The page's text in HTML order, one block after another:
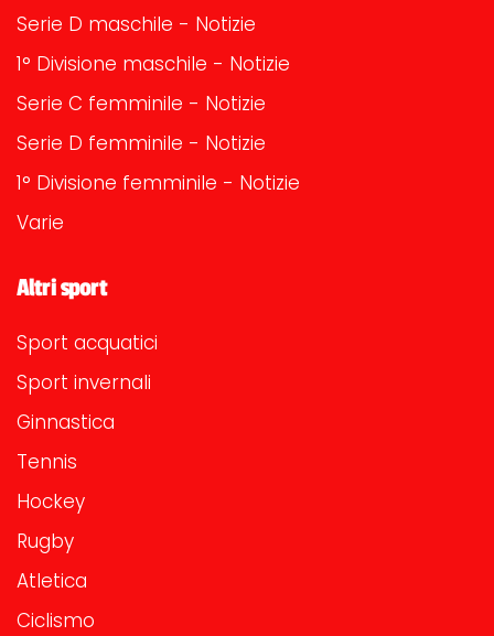
Serie D maschile - Notizie
1° Divisione maschile - Notizie
Serie C femminile - Notizie
Serie D femminile - Notizie
1° Divisione femminile - Notizie
Varie
Altri sport
Sport acquatici
Sport invernali
Ginnastica
Tennis
Hockey
Rugby
Atletica
Ciclismo